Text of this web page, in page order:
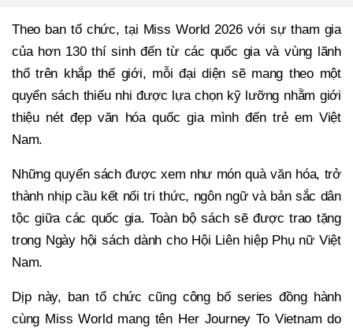
Theo ban tổ chức, tại Miss World 2026 với sự tham gia
của hơn 130 thí sinh đến từ các quốc gia và vùng lãnh
thổ trên khắp thế giới, mỗi đại diện sẽ mang theo một
quyển sách thiếu nhi được lựa chọn kỹ lưỡng nhằm giới
thiệu nét đẹp văn hóa quốc gia mình đến trẻ em Việt
Nam.
Những quyển sách được xem như món quà văn hóa, trở
thành nhịp cầu kết nối tri thức, ngôn ngữ và bản sắc dân
tộc giữa các quốc gia. Toàn bộ sách sẽ được trao tặng
trong Ngày hội sách dành cho Hội Liên hiệp Phụ nữ Việt
Nam.
Dịp này, ban tổ chức cũng công bố series đồng hành
cùng Miss World mang tên Her Journey To Vietnam do